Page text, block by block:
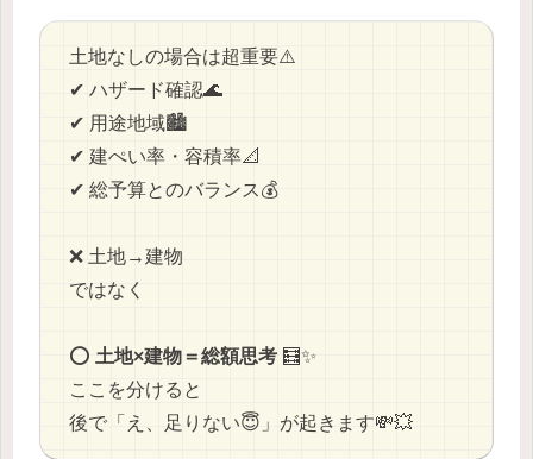
土地なしの場合は超重要⚠️
✔ ハザード確認🌊
✔ 用途地域🏙️
✔ 建ぺい率・容積率📐
✔ 総予算とのバランス💰
❌ 土地→建物
ではなく
⭕ 土地×建物＝総額思考 🧮✨
ここを分けると
後で「え、足りない😇」が起きます💸💥